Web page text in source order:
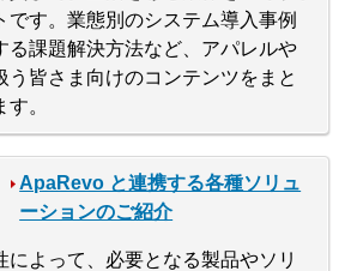
です。業態別のシステム導入事例
る課題解決方法など、アパレルや
う皆さま向けのコンテンツをまと
。
ApaRevo と連携する各種ソリュ
ーションのご紹介
によって、必要となる製品やソリ